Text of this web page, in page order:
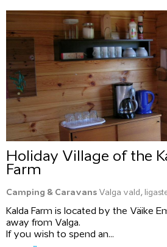
Holiday Village of the
Farm
Camping & Caravans Valga vald,
Kalda Farm is located by the Väike
away from Valga.
If you wish to spend an...